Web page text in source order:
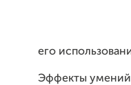
его
Эффекты умений